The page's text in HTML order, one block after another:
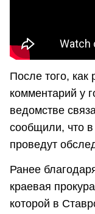
После того, как
комментарий у
ведомстве
сообщили, что
проведут
Ранее
краевая
которой в